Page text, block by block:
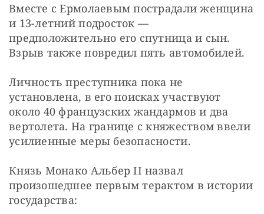
Вместе с Ермолаевым пострадали женщина
и 13-летний подросток —
предположительно его спутница и сын.
Взрыв также повредил пять автомобилей.
Личность преступника пока не
установлена, в его поисках участвуют
около 40 французских жандармов и два
вертолета. На границе с княжеством ввели
усилиенные меры безопасности.
Князь Монако Альбер II назвал
произошедшее первым терактом в истории
государства: